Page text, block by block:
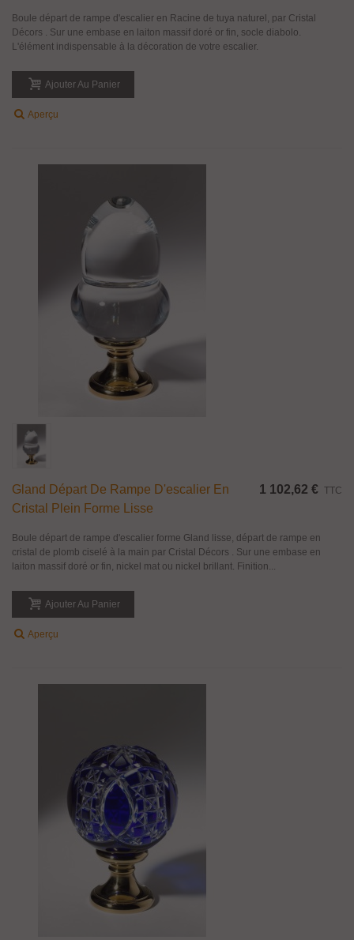
Boule départ de rampe d'escalier en Racine de tuya naturel, par Cristal
Décors . Sur une embase en laiton massif doré or fin, socle diabolo.
L'élément indispensable à la décoration de votre escalier.
Ajouter Au Panier
Aperçu
Gland Départ De Rampe D'escalier En
Cristal Plein Forme Lisse
1 102,62 € TTC
Boule départ de rampe d'escalier forme Gland lisse, départ de rampe en
cristal de plomb ciselé à la main par Cristal Décors . Sur une embase en
laiton massif doré or fin, nickel mat ou nickel brillant. Finition...
Ajouter Au Panier
Aperçu